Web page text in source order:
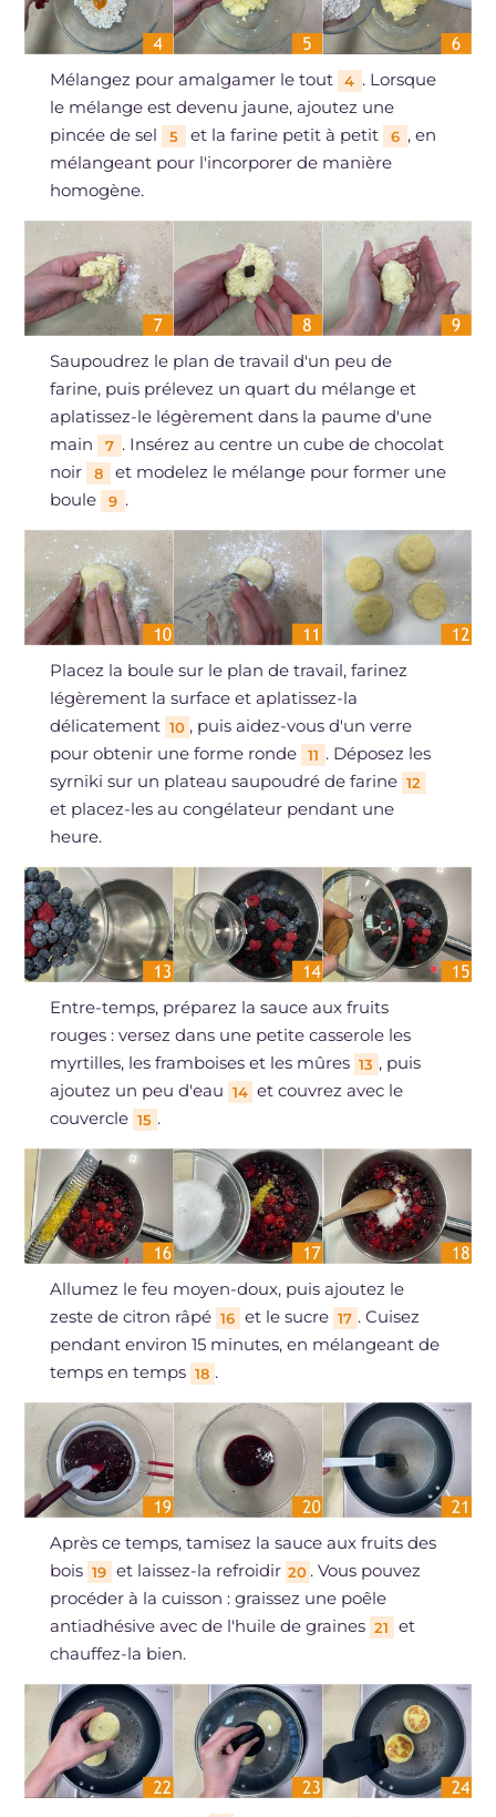
Mélangez pour amalgamer le tout 4 . Lorsque
le mélange est devenu jaune, ajoutez une
pincée de sel
5 et la farine petit à petit 6 , en
mélangeant pour l'incorporer de manière
homogène.
Saupoudrez le plan de travail d'un peu de
farine, puis prélevez un quart du mélange et
aplatissez-le légèrement dans la paume d'une
main
7 . Insérez au centre un cube de chocolat
noir
8
et modelez le mélange pour former une
boule
9 .
Placez la boule sur le plan de travail, farinez
légèrement la surface et aplatissez-la
délicatement 10 , puis aidez-vous d'un verre
pour obtenir une forme ronde
11 . Déposez les
syrniki sur un plateau saupoudré de farine 12
et placez-les au congélateur pendant une
heure.
Entre-temps, préparez la sauce aux fruits
rouges : versez dans une petite casserole les
myrtilles, les framboises et les mûres 13 , puis
ajoutez un peu d'eau 14 et couvrez avec le
couvercle 15 .
Allumez le feu moyen-doux, puis ajoutez le
zeste de citron râpé 16 et le sucre 17 . Cuisez
pendant environ 15 minutes, en mélangeant de
temps en temps 18 .
Après ce temps, tamisez la sauce aux fruits des
bois 19 et laissez-la refroidir 20 . Vous pouvez
procéder à la cuisson : graissez une poêle
antiadhésive avec de l'huile de graines 21
et
chauffez-la bien.